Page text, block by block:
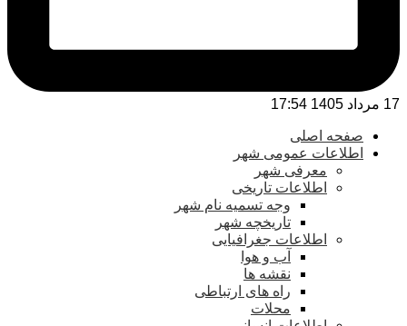
17 مرداد 1405 17:54
صفحه اصلی
اطلاعات عمومی شهر
معرفی شهر
اطلاعات تاریخی
وجه تسمیه نام شهر
تاریخچه شهر
اطلاعات جغرافیایی
آب و هوا
نقشه ها
راه های ارتباطی
محلات